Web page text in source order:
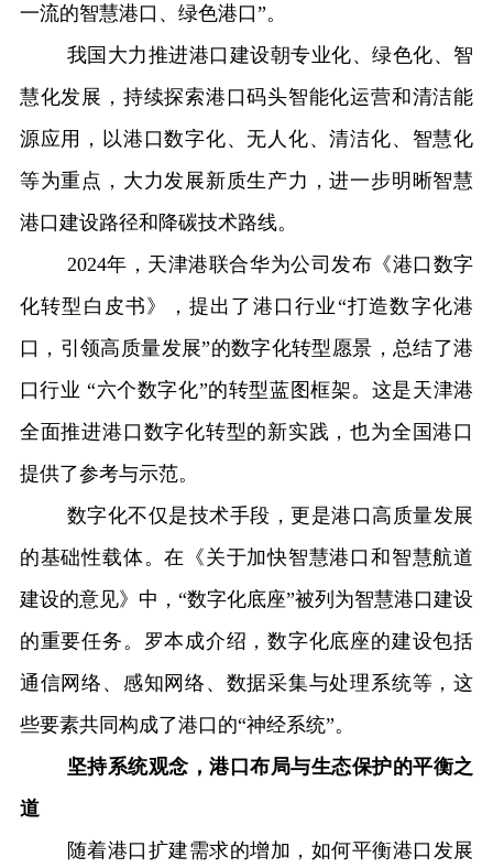
一流的智慧港口、绿色港口”。
我国大力推进港口建设朝专业化、绿色化、智
慧化发展，持续探索港口码头智能化运营和清洁能
源应用，以港口数字化、无人化、清洁化、 智慧化
等为重点，大力发展新质生产力，进一步明晰智慧
港口建设路径和降碳技术路线。
2024年，天津港联合华为公司发布《港口数字
化转型白皮书》，提出了港口行业“打造数字化港
口，引领高质量发展”的数字化转型愿景，总结了港
口行业 “六个数字化”的转型蓝图框架。这是天津港
全面推进港口数字化转型的新实践，也为全国港口
提供了参考与示范。
数字化不仅是技术手段，更是港口高质量发展
的基础性载体。在《关于加快智慧港口和智慧航道
建设的意见》中，“数字化底座”被列为智慧港口建设
的重要任务。罗本成介绍，数字化底座的建设包括
通信网络、感知网络、数据采集与处理系统等，这
些要素共同构成了港口的“神经系统”。
坚持系统观念，港口布局与生态保护的平衡之
道
随着港口扩建需求的增加，如何平衡港口发展